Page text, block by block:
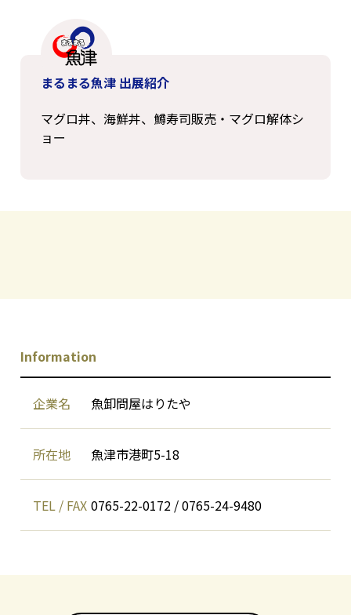
まるまる魚津 出展紹介
マグロ丼、海鮮丼、鱒寿司販売・マグロ解体シ
ョー
Information
企業名 魚卸問屋はりたや
所在地 魚津市港町5-18
TEL / FAX 0765-22-0172 / 0765-24-9480